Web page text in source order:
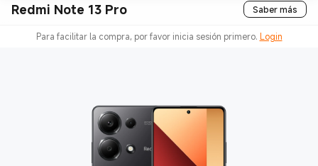
Redmi Note 13 Pro Saber más
Para facilitar la compra, por favor inicia sesión primero. Login